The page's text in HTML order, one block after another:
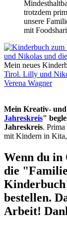
trotzdem
unsere
mit
Mein neues
Tirol. Lilly und
Verena Wagner
Mein Kreativ-
Jahreskreis"
Jahreskreis. Prima
mit Kindern in
Wenn du in
die
bestellen.
Arbeit!